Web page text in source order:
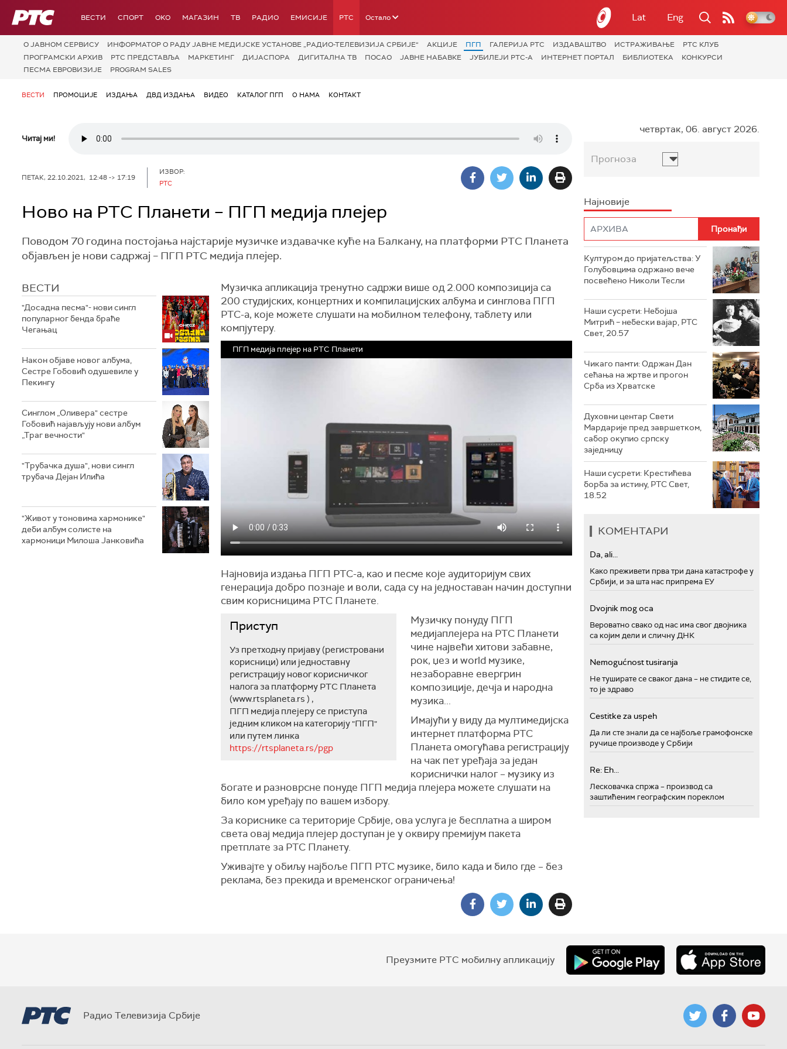
РТС ВЕСТИ СПОРТ OKO МАГАЗИН ТВ РАДИО ЕМИСИЈЕ РТС Остало Lat Eng
О JАВНОМ СЕРВИСУ ИНФОРМАТОР О РАДУ ЈАВНЕ МЕДИЈСКЕ УСТАНОВЕ „РАДИО-ТЕЛЕВИЗИЈА СРБИЈЕ“ АКЦИЈЕ ПГП ГАЛЕРИЈА РТС ИЗДАВАШТВО ИСТРАЖИВАЊЕ
РТС КЛУБ
ПРОГРАМСКИ АРХИВ
РТС ПРЕДСТАВЉА МАРКЕТИНГ ДИЈАСПОРА ДИГИТАЛНА ТВ ПОСАО ЈАВНЕ НАБАВКЕ ЈУБИЛЕЈИ РТС-А ИНТЕРНЕТ ПОРТАЛ БИБЛИОТЕКА
КОНКУРСИ
ПЕСМА ЕВРОВИЗИЈЕ
PROGRAM SALES
ВЕСТИ ПРОМОЦИЈЕ ИЗДАЊА ДВД ИЗДАЊА ВИДЕО КАТАЛОГ ПГП О НАМА КОНТАКТ
Читај ми!
ПЕТАК, 22.10.2021, 12:48 -> 17:19
ИЗВОР:
РТС
Ново на РТС Планети – ПГП медија плејер
Поводом 70 година постојања најстарије музичке издавачке куће на Балкану, на платформи РТС Планета
објављен је нови садржај – ПГП РТС медија плејер.
ВЕСТИ
"Досадна песма"- нови сингл
популарног бенда браће
Чегањац
Након објаве новог албума,
Сестре Гобовић одушевиле у
Пекингу
Синглом „Оливера" сестре
Гобовић најављују нови албум
„Траг вечности"
"Трубачка душа", нови сингл
трубача Дејан Илића
"Живот у тоновима хармонике"
деби албум солисте на
хармоници Милоша Јанковића
Музичка апликација тренутно садржи више од 2.000 композиција са
200 студијских, концертних и компилацијских албума и синглова ПГП
РТС-а, које можете слушати на мобилном телефону, таблету или
компјутеру.
ПГП медија плејер на РТС Планети
Најновија издања ПГП РТС-а, као и песме које аудиторијум свих
генерација добро познаје и воли, сада су на једноставан начин доступни
свим корисницима РТС Планете.
Приступ
Уз претходну пријаву (регистровани
корисници) или једноставну
регистрацију новог корисничког
налога за платформу РТС Планета
(www.rtsplaneta.rs ) ,
ПГП медија плејеру се приступа
једним кликом на категорију "ПГП"
или путем линка
https://rtsplaneta.rs/pgp
Музичку понуду ПГП
медијаплејера на РТС Планети
чине највећи хитови забавне,
рок, џез и world музике,
незаборавне евергрин
композиције, дечја и народна
музика...
Имајући у виду да мултимедијска
интернет платформа РТС
Планета омогућава регистрацију
на чак пет уређаја за један
кориснички налог – музику из
богате и разноврсне понуде ПГП медија плејера можете слушати на
било ком уређају по вашем избору.
За кориснике са територије Србије, ова услуга је бесплатна а широм
света овај медија плејер доступан је у оквиру премијум пакета
претплате за РТС Планету.
Уживајте у обиљу најбоље ПГП РТС музике, било када и било где – без
реклама, без прекида и временског ограничења!
четвртак, 06. август 2026.
Прогноза
Најновије
Културом до пријатељства: У
Голубовцима одржано вече
посвећено Николи Тесли
Наши сусрети: Небојша
Митрић – небески вајар, РТС
Свет, 20.57
Чикаго памти: Одржан Дан
сећања на жртве и прогон
Срба из Хрватске
Духовни центар Свети
Мардарије пред завршетком,
сабор окупио српску
заједницу
Наши сусрети: Крестићева
борба за истину, РТС Свет,
18.52
КОМЕНТАРИ
Da, ali...
Како преживети прва три дана катастрофе у
Србији, и за шта нас припрема ЕУ
Dvojnik mog oca
Вероватно свако од нас има свог двојника
са којим дели и сличну ДНК
Nemogućnost tusiranja
Не туширате се сваког дана – не стидите се,
то је здраво
Cestitke za uspeh
Да ли сте знали да се најбоље грамофонске
ручице производе у Србији
Re: Eh...
Лесковачка спржа – производ са
заштићеним географским пореклом
Преузмите РТС мобилну апликацију
Радио Телевизија Србије